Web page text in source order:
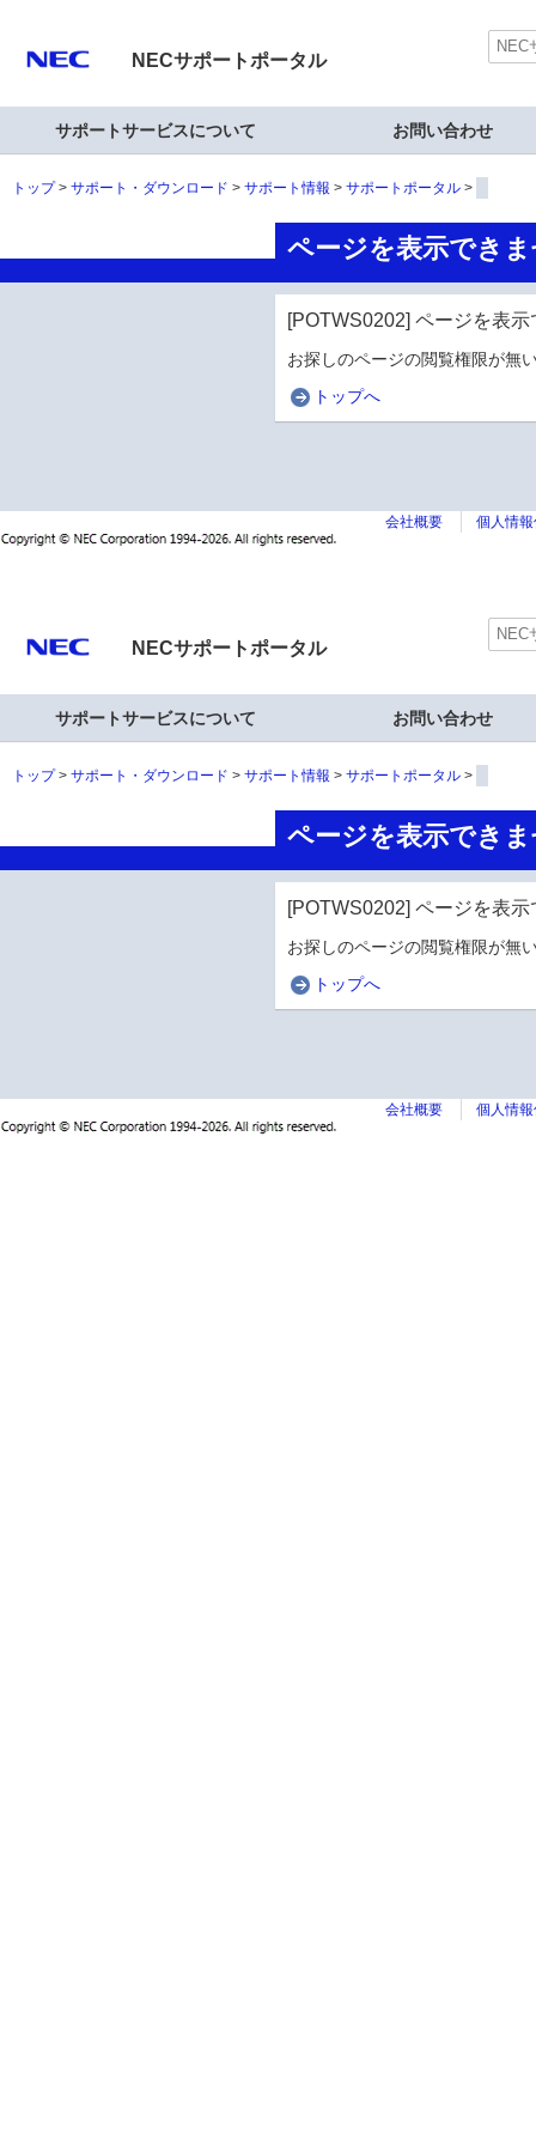
NECサポートポータル
サポートサービスについて お問い合わせ
トップ サポート・ダウンロード サポート情報 サポートポータル
ページを表示でき
[POTWS0202] ページを表
お探しのページの閲覧権限が無
トップへ
会社概要 個人情
NECサポートポータル
サポートサービスについて お問い合わせ
トップ サポート・ダウンロード サポート情報 サポートポータル
ページを表示でき
[POTWS0202] ページを表
お探しのページの閲覧権限が無
トップへ
会社概要 個人情